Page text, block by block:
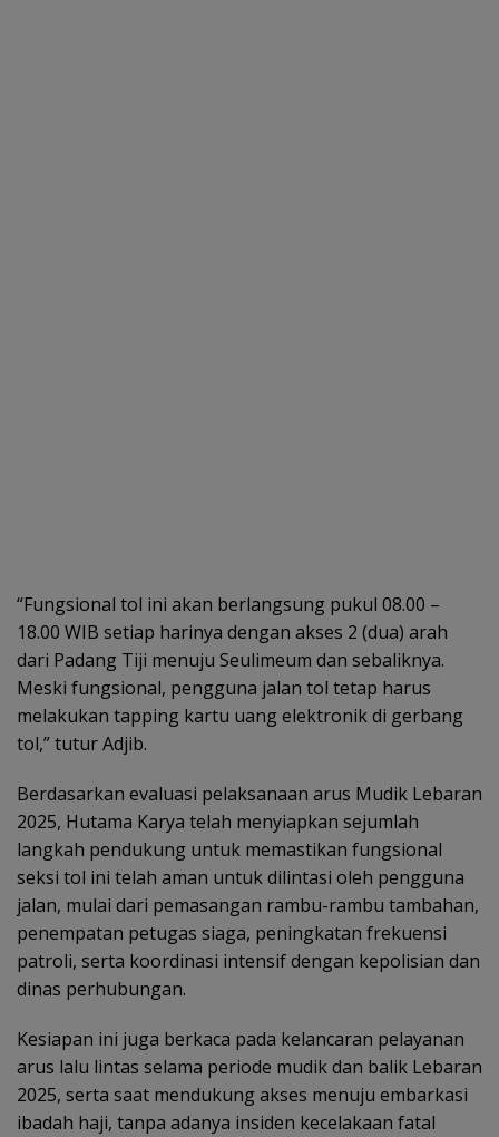
“Fungsional tol ini akan berlangsung pukul 08.00 –
18.00 WIB setiap harinya dengan akses 2 (dua) arah
dari Padang Tiji menuju Seulimeum dan sebaliknya.
Meski fungsional, pengguna jalan tol tetap harus
melakukan tapping kartu uang elektronik di gerbang
tol,” tutur Adjib.
Berdasarkan evaluasi pelaksanaan arus Mudik Lebaran
2025, Hutama Karya telah menyiapkan sejumlah
langkah pendukung untuk memastikan fungsional
seksi tol ini telah aman untuk dilintasi oleh pengguna
jalan, mulai dari pemasangan rambu-rambu tambahan,
penempatan petugas siaga, peningkatan frekuensi
patroli, serta koordinasi intensif dengan kepolisian dan
dinas perhubungan.
Kesiapan ini juga berkaca pada kelancaran pelayanan
arus lalu lintas selama periode mudik dan balik Lebaran
2025, serta saat mendukung akses menuju embarkasi
ibadah haji, tanpa adanya insiden kecelakaan fatal